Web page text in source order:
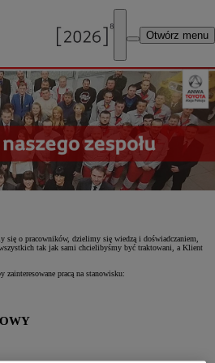
Otwórz menu
się o pracowników, dzielimy się wiedzą i doświadczaniem,
tak jak sami chcielibyśmy być traktowani, a Klient
zainteresowane pracą na stanowisku: